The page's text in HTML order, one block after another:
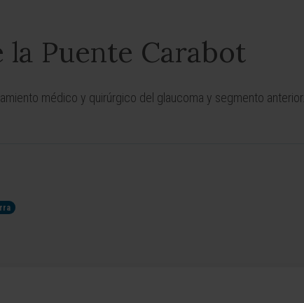
Puente Carabot
médico y quirúrgico del glaucoma y segmento anterior.